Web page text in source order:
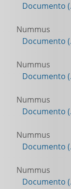
Documento
Nummus
Documento
Nummus
Documento
Nummus
Documento
Nummus
Documento
Nummus
Documento